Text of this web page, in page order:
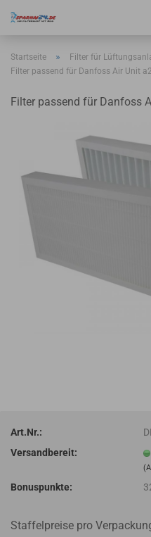
Startseite » Filter für
Filter passend für Danfoss Air Unit
Filter passend für Danfoss
Art.Nr.:
Versandbereit:
Bonuspunkte:
Staffelpreise pro